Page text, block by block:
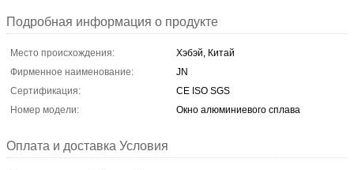
Подробная информация о продукте
Место происхождения:
Хэбэй, Китай
Фирменное наименование:
JN
Сертификация:
CE ISO SGS
Номер модели:
Окно алюминиевого сплава
Оплата и доставка Условия